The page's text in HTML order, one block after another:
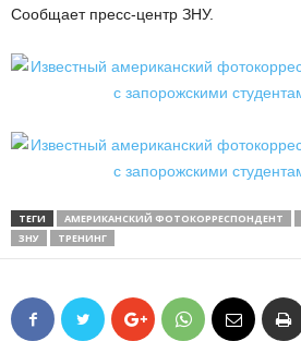
Сообщает пресс-центр ЗНУ.
ТЕГИ АМЕРИКАНСКИЙ ФОТОКОРРЕСПОНДЕНТ
ЗНУ
ТРЕНИНГ